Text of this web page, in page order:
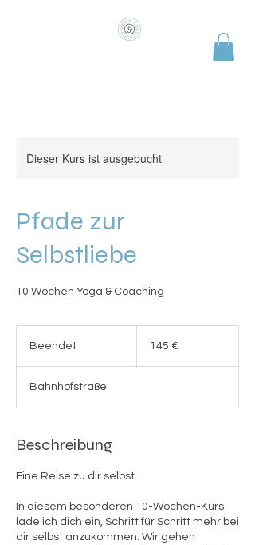
Dieser Kurs ist ausgebucht
Pfade zur
Selbstliebe
10 Wochen Yoga & Coaching
Beendet
n
d
t
145 €
Bahnhofstraße
Beschreibung
Eine Reise zu dir selbst
In diesem besonderen 10-Wochen-Kurs
lade ich dich ein, Schritt für Schritt mehr bei
dir selbst anzukommen. Wir gehen